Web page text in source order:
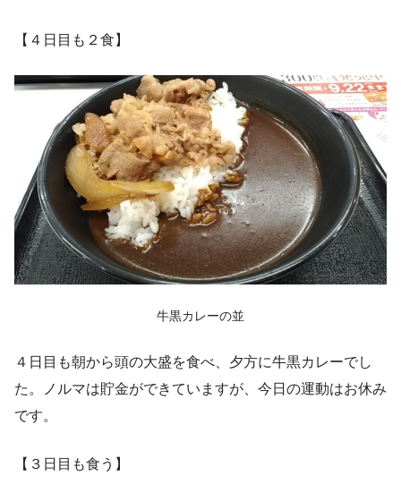
【４日目も２食】
牛黒カレーの並
４日目も朝から頭の大盛を食べ、夕方に牛黒カレーでし
た。ノルマは貯金ができていますが、今日の運動はお休み
です。
【３日目も食う】